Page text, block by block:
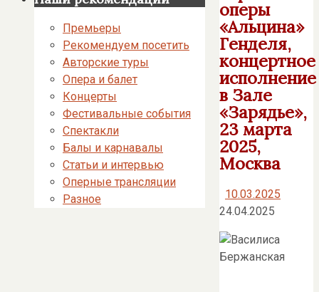
оперы
«Альцина»
Генделя,
концертное
исполнение
в Зале
«Зарядье»,
23 марта
2025,
Москва
10.03.2025
24.04.2025
Премьеры
Рекомендуем посетить
Авторские туры
Опера и балет
Концерты
Фестивальные события
Спектакли
Балы и карнавалы
Статьи и интервью
Оперные трансляции
Разное